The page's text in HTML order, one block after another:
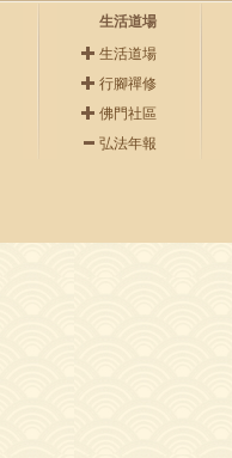
生活道場
生活道場
行腳禪修
佛門社區
弘法年報